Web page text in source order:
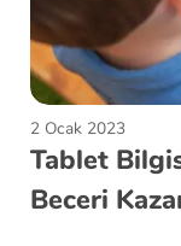
2 Ocak 2023
Tablet
Beceri